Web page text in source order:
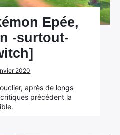
Epée,
-surtout-
2020
après de longs
précédent la